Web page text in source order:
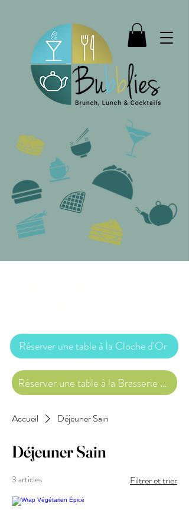
Réserver une table à la Cloche d'Or
Réserver une table à la Brasserie des Arquebusiers
Accueil Déjeuner Sain
Déjeuner Sain
3 articles Filtrer et trier